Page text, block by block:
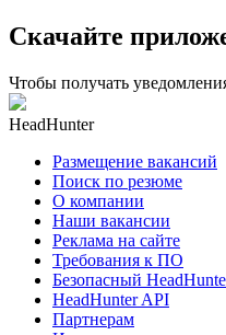
Скачайте
Чтобы получать
HeadHunter
Размещение вакансий
Поиск по резюме
О компании
Наши вакансии
Реклама на сайте
Требования к ПО
Безопасный
HeadHunter API
Партнерам